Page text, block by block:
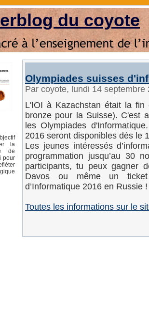
du coyote
la
de
pour
Olympiades suisses
Par coyote, lundi 14
L'IOI à Kazachstan était la fin
bronze pour la Suisse). C'est
les Olympiades
2016 seront disponibles dès le
Les jeunes intéressés
programmation jusqu’au 30
participants, tu peux gagner
Davos ou même un ticket
d’Informatique 2016 en Russie !
Toutes les informations sur le